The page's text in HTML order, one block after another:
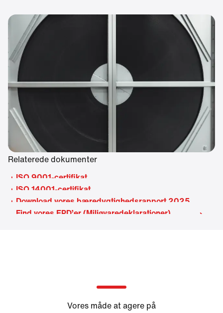
Relaterede dokumenter
ISO 9001-certifikat
ISO 14001-certifikat
Download vores bæredygtighedsrapport 2025
Find vores EPD’er (Miljøvaredeklarationer)
Vores måde at agere på